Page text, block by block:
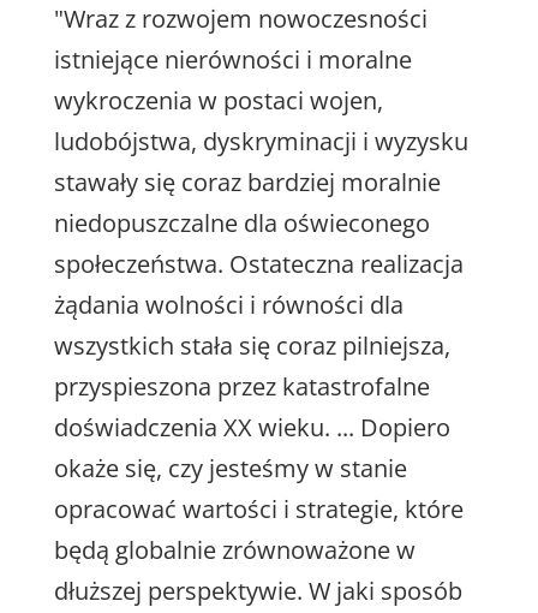
"Wraz z rozwojem nowoczesności
istniejące nierówności i moralne
wykroczenia w postaci wojen,
ludobójstwa, dyskryminacji i wyzysku
stawały się coraz bardziej moralnie
niedopuszczalne dla oświeconego
społeczeństwa. Ostateczna realizacja
żądania wolności i równości dla
wszystkich stała się coraz pilniejsza,
przyspieszona przez katastrofalne
doświadczenia XX wieku. ... Dopiero
okaże się, czy jesteśmy w stanie
opracować wartości i strategie, które
będą globalnie zrównoważone w
dłuższej perspektywie. W jaki sposób